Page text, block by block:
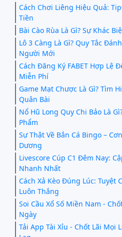
Cách Chơi Liêng Hiệu Quả:
Tiền
Bài Cào Rùa Là Gì? Sự Khác
Lô 3 Càng Là Gì? Quy Tắc
Người Mới
Cách Đăng Ký FABET Hợp Lệ
Miễn Phí
Game Mạt Chược Là Gì? Tìm
Quân Bài
Nổ Hũ Long Quy Chi Bảo Là
Phẩm
Sự Thật Về Bắn Cá Bingo –
Dương
Livescore Cúp C1 Đêm Nay:
Nhanh Nhất
Cách Xả Kèo Đúng Lúc: Tuyệt
Luôn Thắng
Soi Cầu Xổ Số Miền Nam -
Ngày
Tải App Tài Xỉu - Chốt Lãi Mọi